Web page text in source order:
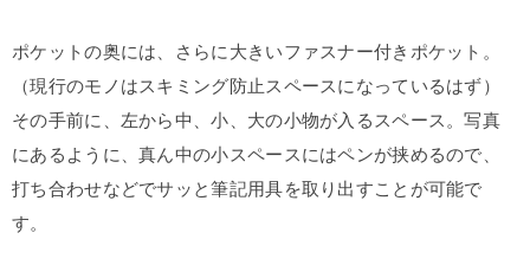
ポケットの奥には、さらに大きいファスナー付きポケット。
（現行のモノはスキミング防止スペースになっているはず）
その手前に、左から中、小、大の小物が入るスペース。写真
にあるように、真ん中の小スペースにはペンが挟めるので、
打ち合わせなどでサッと筆記用具を取り出すことが可能で
す。